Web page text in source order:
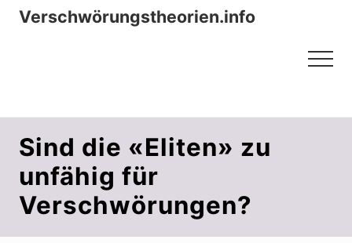
Menu
Zum
ZurVerschwörungstheorien.info
Menu
Sind die «Eliten» zu
unfähig für
Verschwörungen?